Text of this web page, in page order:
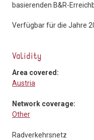
basierenden B&R-
Verfügbar für die Jahre
Validity
Area covered:
Austria
Network coverage:
Other
Radverkehrsnetz